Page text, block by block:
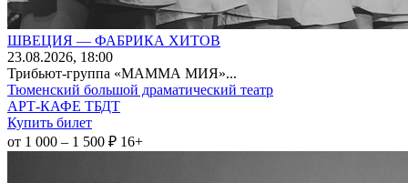
ШВЕЦИЯ — ФАБРИКА ХИТОВ
23.08.2026, 18:00
Трибьют-группа «МАММА МИЯ»...
Тюменский большой драматический театр
АРТ-КАФЕ ТБДТ
Купить билет
от 1 000 – 1 500 ₽ 16+